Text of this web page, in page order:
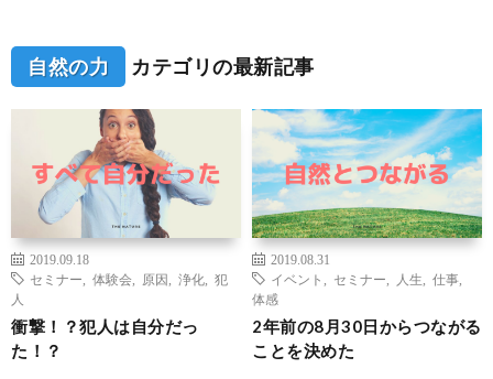
自然の力 カテゴリの最新記事
2019.09.18
セミナー
体験会 原因 浄化
犯
人
衝撃！？犯人は自分だっ
た！？
2019.08.31
イベント
セミナー 人生 仕事
体感
2年前の8月30日からつながる
ことを決めた